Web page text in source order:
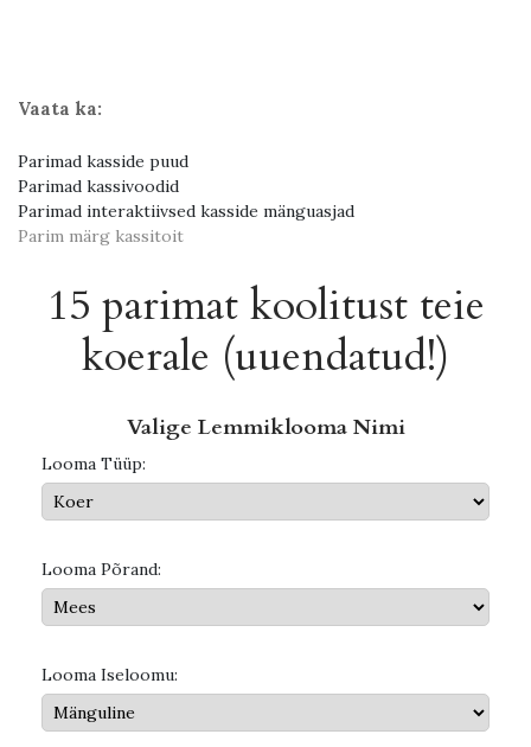
Vaata ka:
Parimad kasside puud
Parimad kassivoodid
Parimad interaktiivsed kasside mänguasjad
Parim märg kassitoit
15 parimat koolitust teie
koerale (uuendatud!)
Valige Lemmiklooma Nimi
Looma Tüüp:
Looma Põrand:
Looma Iseloomu: